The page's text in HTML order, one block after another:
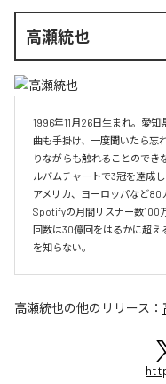
高瀬統也
1996年11月26日生まれ。愛
曲も手掛け、一度聞いたら忘
りながらも触れることのでき
ルバムチャートで3冠を達成
アメリカ、ヨーロッパなど80
Spotifyの月間リスナー数100
回数は30億回をはるかに超え
を知らない。
高瀬統也の他のリリース：